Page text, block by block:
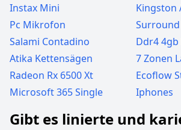
Instax Mini
Kingston
Pc Mikrofon
Salami Contadino
Ddr4 4gb
Atika Kettensägen
7 Zonen
Radeon Rx 6500 Xt
Ecoflow
Microsoft 365 Single
Iphones
Gibt es linierte und